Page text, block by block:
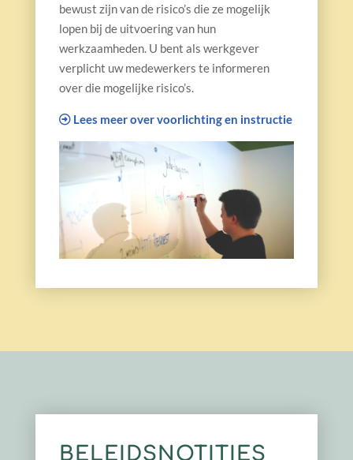
bewust zijn van de risico’s die ze mogelijk
lopen bij de uitvoering van hun
werkzaamheden. U bent als werkgever
verplicht uw medewerkers te informeren
over die mogelijke risico’s.
Lees meer over voorlichting en instructie
BELEIDSNOTITIES